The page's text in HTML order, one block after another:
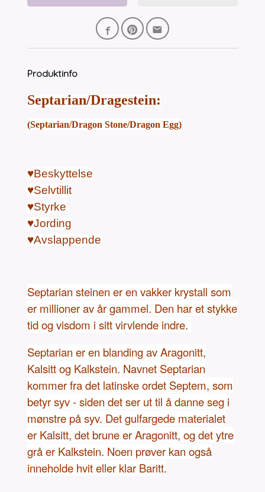
Produktinfo
Septarian/Dragestein:
(Septarian/Dragon Stone/Dragon Egg)
♥Beskyttelse
♥Selvtillit
♥Styrke
♥Jording
♥Avslappende
Septarian steinen er en vakker krystall som
er millioner av år gammel. Den har et stykke
tid og visdom i sitt virvlende indre.
Septarian er en blanding av Aragonitt,
Kalsitt og Kalkstein. Navnet Septarian
kommer fra det latinske ordet Septem, som
betyr syv - siden det ser ut til å danne seg i
mønstre på syv. Det gulfargede materialet
er Kalsitt, det brune er Aragonitt, og det ytre
grå er Kalkstein. Noen prøver kan også
inneholde hvit eller klar Baritt.